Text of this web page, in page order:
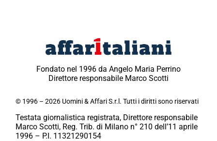
Fondato nel 1996 da Angelo Maria Perrino
Direttore responsabile Marco Scotti
© 1996 – 2026 Uomini & Affari S.r.l. Tutti i diritti sono riservati
Testata giornalistica registrata, Direttore responsabile
Marco Scotti, Reg. Trib. di Milano n° 210 dell’11 aprile
1996 – P.I. 11321290154